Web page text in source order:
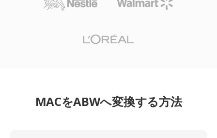
MACをABWへ変換する方法